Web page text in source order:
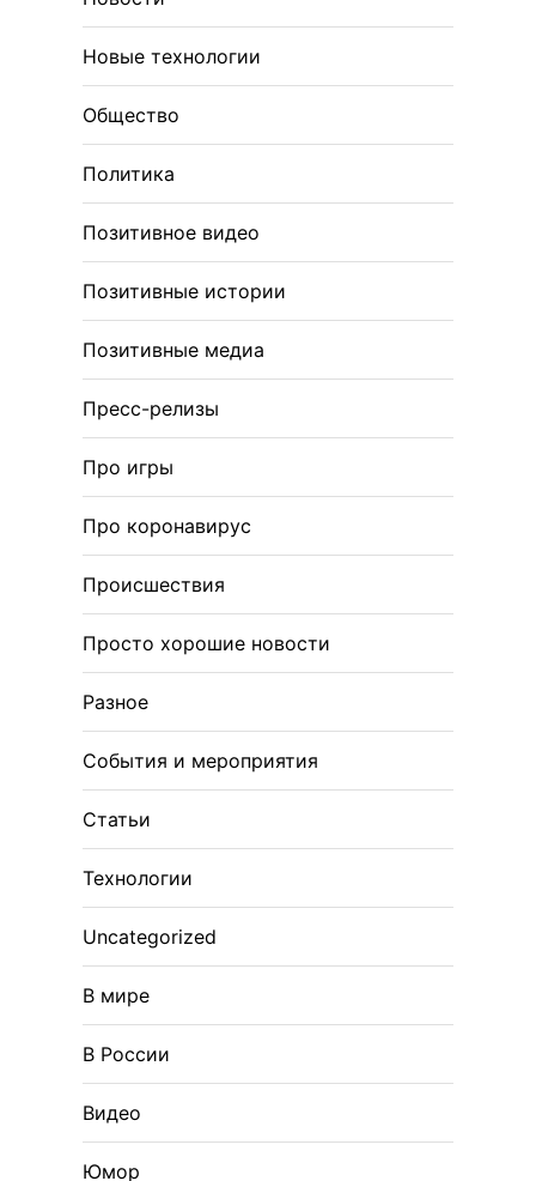
Новые технологии
Общество
Политика
Позитивное видео
Позитивные истории
Позитивные медиа
Пресс-релизы
Про игры
Про коронавирус
Происшествия
Просто хорошие новости
Разное
События и мероприятия
Статьи
Технологии
Uncategorized
В мире
В России
Видео
Юмор